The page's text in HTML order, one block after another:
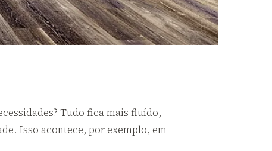
Tudo fica mais fluído,
Isso acontece, por exemplo, em